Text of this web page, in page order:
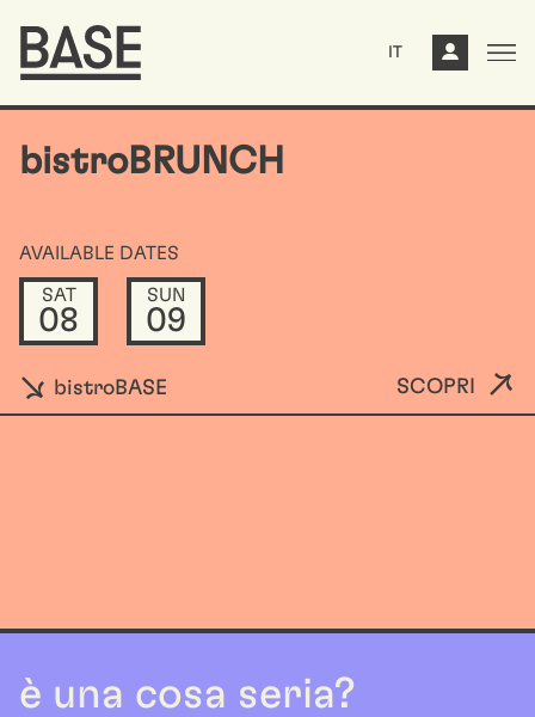
IT
bistroBRUNCH
AVAILABLE DATES
SAT
08
SUN
09
bistroBASE SCOPRI
è una cosa seria?